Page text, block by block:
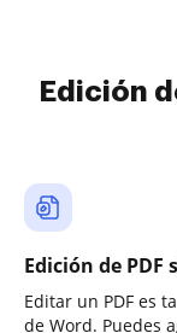
Edición
Edición de
Editar un PDF es
de Word. Puedes